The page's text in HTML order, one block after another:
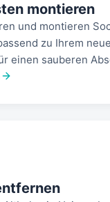
montieren
und montieren
zu Ihrem
einen sauberen